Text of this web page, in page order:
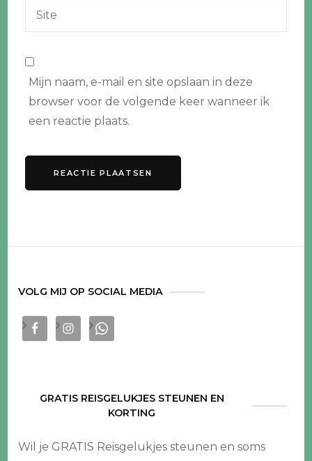
Mijn naam, e-mail en site opslaan in deze
browser voor de volgende keer wanneer ik
een reactie plaats.
VOLG MIJ OP SOCIAL MEDIA
GRATIS REISGELUKJES STEUNEN EN
KORTING
Wil je GRATIS Reisgelukjes steunen en soms